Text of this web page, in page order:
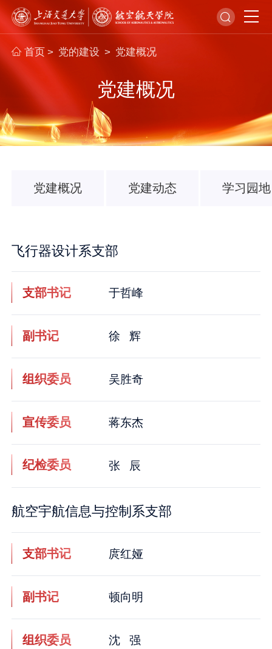
首页 > 党的建设 > 党建概况
党建概况
党建概况 党建动态 学习园地
飞行器设计系支部
支部书记 于哲峰
副书记 徐 辉
组织委员 吴胜奇
宣传委员 蒋东杰
纪检委员 张 辰
航空宇航信息与控制系支部
支部书记 庹红娅
副书记 顿向明
组织委员 沈 强